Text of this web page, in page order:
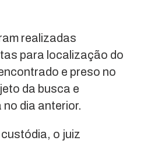
realizadas
para localização do
e preso no
da busca e
dia anterior.
o juiz